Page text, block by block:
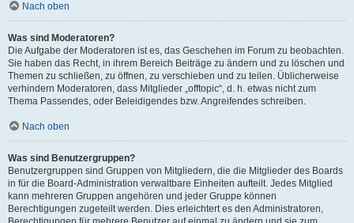
Nach oben
Was sind Moderatoren?
Die Aufgabe der Moderatoren ist es, das Geschehen im Forum zu beobachten.
Sie haben das Recht, in ihrem Bereich Beiträge zu ändern und zu löschen und
Themen zu schließen, zu öffnen, zu verschieben und zu teilen. Üblicherweise
verhindern Moderatoren, dass Mitglieder „offtopic“, d. h. etwas nicht zum
Thema Passendes, oder Beleidigendes bzw. Angreifendes schreiben.
Nach oben
Was sind Benutzergruppen?
Benutzergruppen sind Gruppen von Mitgliedern, die die Mitglieder des Boards
in für die Board-Administration verwaltbare Einheiten aufteilt. Jedes Mitglied
kann mehreren Gruppen angehören und jeder Gruppe können
Berechtigungen zugeteilt werden. Dies erleichtert es den Administratoren,